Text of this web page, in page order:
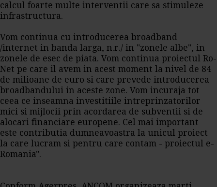
calcul foarte multe interventii care sa stimuleze
infrastructura.
Vom continua cu introducerea broadband
/internet in banda larga, n.r./ in "zonele albe", in
zonele de esec de piata. Vom continua proiectul Ro-
Net pe care il avem in acest moment la nivel de 84
de milioane de euro si care prevede introducerea
broadbandului in aceste zone. Vom incuraja tot
ceea ce inseamna investitiile intreprinzatorilor
mici si mijlocii prin acordarea de subventii si de
alocari financiare europene. Cel mai important
este contributia dumneavoastra la unicul proiect
la care lucram si pentru care contam - proiectul e-
Romania".